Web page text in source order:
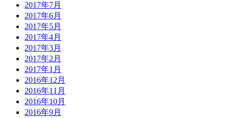
2017年7月
2017年6月
2017年5月
2017年4月
2017年3月
2017年2月
2017年1月
2016年12月
2016年11月
2016年10月
2016年9月